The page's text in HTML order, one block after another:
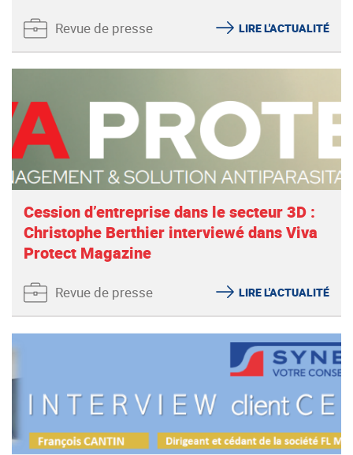
Revue de presse LIRE L'ACTUALITÉ
Cession d’entreprise dans le secteur 3D :
Christophe Berthier interviewé dans Viva
Protect Magazine
Revue de presse LIRE L'ACTUALITÉ